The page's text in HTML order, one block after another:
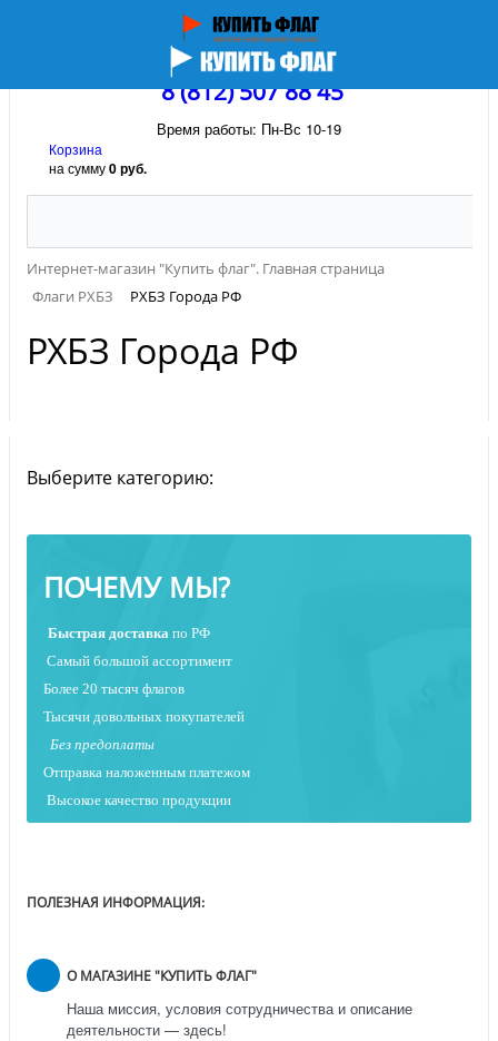
8 (812) 507 88 45
Время работы: Пн-Вс 10-19
Корзина
на сумму0 руб.
Интернет-магазин "Купить флаг". Главная страница
Флаги РХБЗ
РХБЗ Города РФ
РХБЗ Города РФ
Выберите категорию:
ПОЧЕМУ МЫ?
Быстрая доставка по РФ
Самый большой ассортимент
Более 20 тысяч флагов
Тысячи довольных покупателей
Без предоплаты
Отправка наложенным платежом
Высокое качество продукции
ПОЛЕЗНАЯ ИНФОРМАЦИЯ:
О МАГАЗИНЕ "КУПИТЬ ФЛАГ"
Наша миссия, условия сотрудничества и описание
деятельности — здесь!